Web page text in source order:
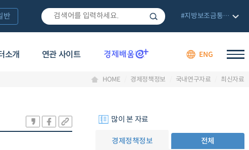
소개 연관 사이트 ENG
반 #지방보조금통합관리망
HOME 경제정책정보 국내연구자료 최신자료
많이 본 자료
경제정책정보 전체